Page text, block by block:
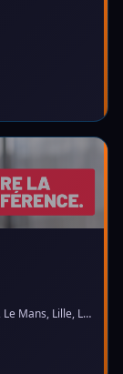
Amiens, Balma, Bordeaux, Brest, Caen, Grasse, Le Mans, Lille, Lyon, Montpellier, Nantes, Nice, Paris, Saint-Martin-d'Hères